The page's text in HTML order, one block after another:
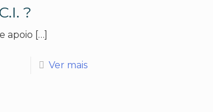
?
apoio […]
Ver mais